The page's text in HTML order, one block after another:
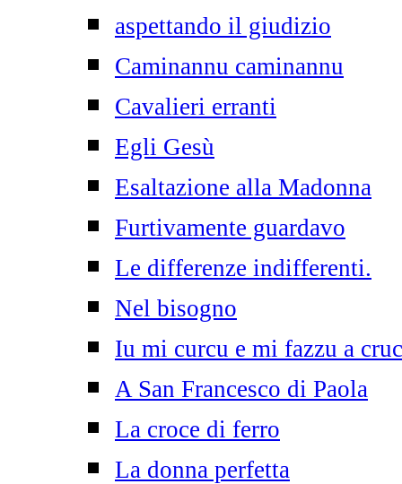
aspettando il giudizio
Caminannu caminannu
Cavalieri erranti
Egli Gesù
Esaltazione alla Madonna
Furtivamente guardavo
Le differenze indifferenti.
Nel bisogno
Iu mi curcu e mi fazzu a
A San Francesco di Paola
La croce di ferro
La donna perfetta